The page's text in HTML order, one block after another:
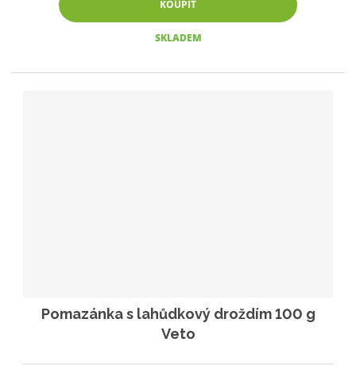
KOUPIT
SKLADEM
Pomazánka s lahůdkový droždím 100 g
Veto